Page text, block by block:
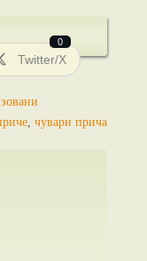
Twitter/X
0
, чувари прича